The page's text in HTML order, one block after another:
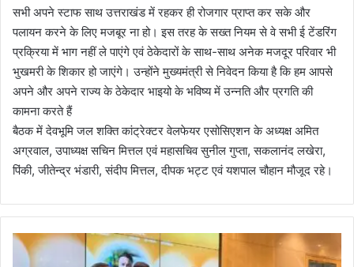
सभी अपने स्टाफ साथ उत्तराखंड में रहकर ही रोजगार प्राप्त कर सके और
पलायन करने के लिए मजबूर ना हो। इस तरह के सख्त नियम से वे सभी ई टेंडरिंग
प्रक्रिया में भाग नहीं ले पाएंगे एवं ठेकेदारों के साथ-साथ अनेक मजदूर परिवार भी
भुखमरी के शिकार हो जाएंगे। उन्होंने मुख्यमंत्री से निवेदन किया है कि हम आपसे
अपने और अपने राज्य के ठेकेदार भाइयो के भविष्य में उन्नति और प्रगति की
कामना करते हैं
बैठक में देवभूमि जल शक्ति कांट्रेक्टर वेलफेयर एसोसिएशन के अध्यक्ष अमित
अग्रवाल, उपाध्यक्ष सचिन मित्तल एवं महासचिव सुनील गुप्ता, सकलानंद लखेरा,
पिंकी, जीतेन्द्र भंडारी, संदीप मित्तल, दीपक भट्ट एवं यशपाल चौहान मौजूद रहे।
ग